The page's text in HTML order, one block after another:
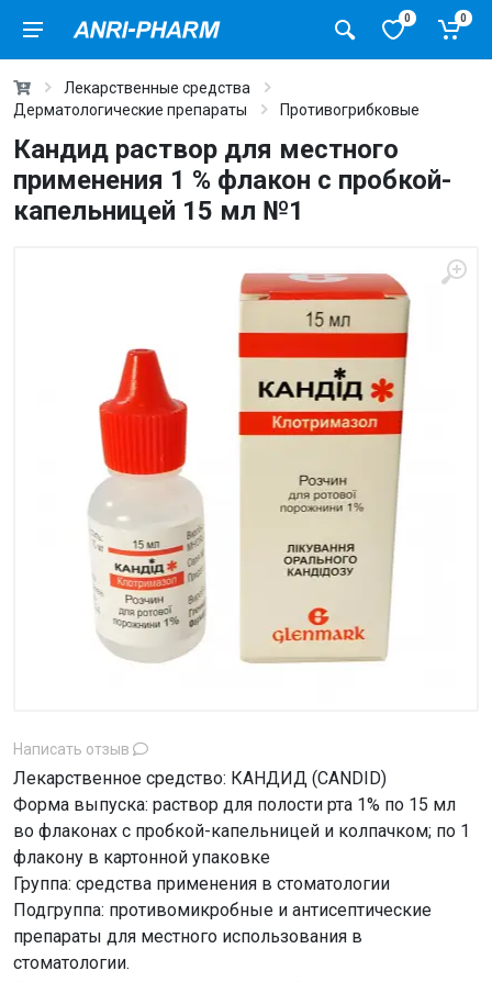
0 0
Лекарственные средства
Дерматологические препараты
Противогрибковые
Кандид раствор для местного
применения 1 % флакон с пробкой-
капельницей 15 мл №1
Написать отзыв
Лекарственное средство: КАНДИД (CANDID)
Форма выпуска: раствор для полости рта 1% по 15 мл
во флаконах с пробкой-капельницей и колпачком; по 1
флакону в картонной упаковке
Группа: средства применения в стоматологии
Подгруппа: противомикробные и антисептические
препараты для местного использования в
стоматологии.